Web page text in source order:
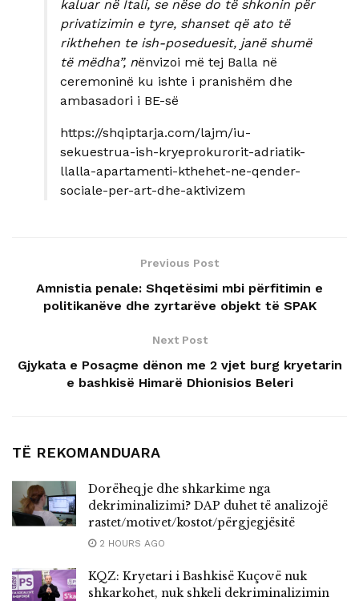
kaluar në Itali, se nëse do të shkonin për
privatizimin e tyre, shanset që ato të
rikthehen te ish-poseduesit, janë shumë
të mëdha”, nënvizoi më tej Balla në
ceremoninë ku ishte i pranishëm dhe
ambasadori i BE-së
https://shqiptarja.com/lajm/iu-
sekuestrua-ish-kryeprokurorit-adriatik-
llalla-apartamenti-kthehet-ne-qender-
sociale-per-art-dhe-aktivizem
Previous Post
Amnistia penale: Shqetësimi mbi përfitimin e
politikanëve dhe zyrtarëve objekt të SPAK
Next Post
Gjykata e Posaçme dënon me 2 vjet burg kryetarin
e bashkisë Himarë Dhionisios Beleri
TË REKOMANDUARA
Dorëheqje dhe shkarkime nga
dekriminalizimi? DAP duhet të analizojë
rastet/motivet/kostot/përgjegjësitë
2 HOURS AGO
KQZ: Kryetari i Bashkisë Kuçovë nuk
shkarkohet, nuk shkeli dekriminalizimin